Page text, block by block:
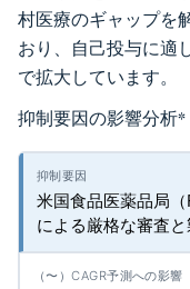
村医療のギャップを
おり、自己投与に適
で拡大しています。
抑制要因の影響分析*
米国食品医薬品局（
による厳格な審査